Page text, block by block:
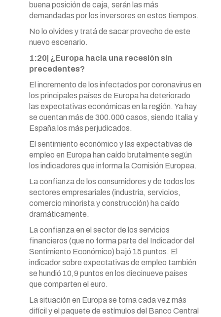
buena posición de caja, serán las más
demandadas por los inversores en estos tiempos.
No lo olvides y tratá de sacar provecho de este
nuevo escenario.
1:20| ¿Europa hacia una recesión sin
precedentes?
El incremento de los infectados por coronavirus en
los principales países de Europa ha deteriorado
las expectativas económicas en la región. Ya hay
se cuentan más de 300.000 casos, siendo Italia y
España los más perjudicados.
El sentimiento económico y las expectativas de
empleo en Europa han caído brutalmente según
los indicadores que informa la Comisión Europea.
La confianza de los consumidores y de todos los
sectores empresariales (industria, servicios,
comercio minorista y construcción) ha caído
dramáticamente.
La confianza en el sector de los servicios
financieros (que no forma parte del Indicador del
Sentimiento Económico) bajó 15 puntos. El
indicador sobre expectativas de empleo también
se hundió 10,9 puntos en los diecinueve países
que comparten el euro.
La situación en Europa se torna cada vez más
difícil y el paquete de estímulos del Banco Central